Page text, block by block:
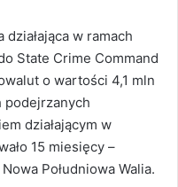
w ramach
State Crime Command
o wartości 4,1 mln
podejrzanych
działającym w
15 miesięcy –
Południowa Walia.